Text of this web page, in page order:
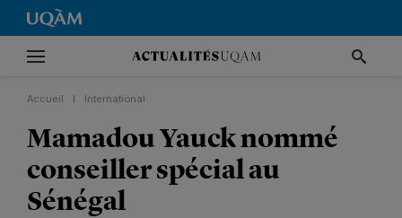
Accueil International
Mamadou Yauck nommé
conseiller spécial au
Sénégal